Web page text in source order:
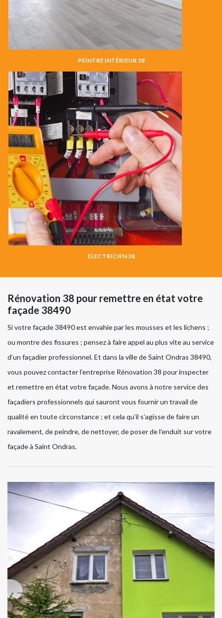
PEINTRE INTÉRIEUR 38
ELECTRICIEN 38
Rénovation 38 pour remettre en état votre
façade 38490
Si votre façade 38490 est envahie par les mousses et les lichens ;
ou montre des fissures ; pensez à faire appel au plus vite au service
d’un façadier professionnel. Et dans la ville de Saint Ondras 38490,
vous pouvez contacter l’entreprise Rénovation 38 pour inspecter
et remettre en état votre façade. Nous avons à notre service des
façadiers professionnels qui sauront vous fournir un travail de
qualité en toute circonstance ; et cela qu’il s’agisse de faire un
ravalement, de peindre, de nettoyer, de poser de l’enduit sur votre
façade à Saint Ondras.